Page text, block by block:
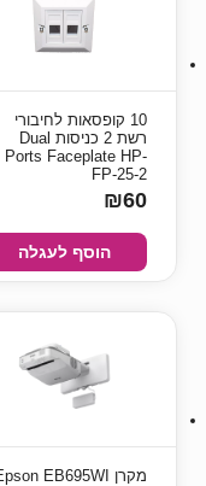
10 קופסאות לחיבורי
רשת 2 כניסות Dual
Ports Faceplate HP-
FP-25-2
₪60
הוסף לעגלה
מקרן Epson EB695WI